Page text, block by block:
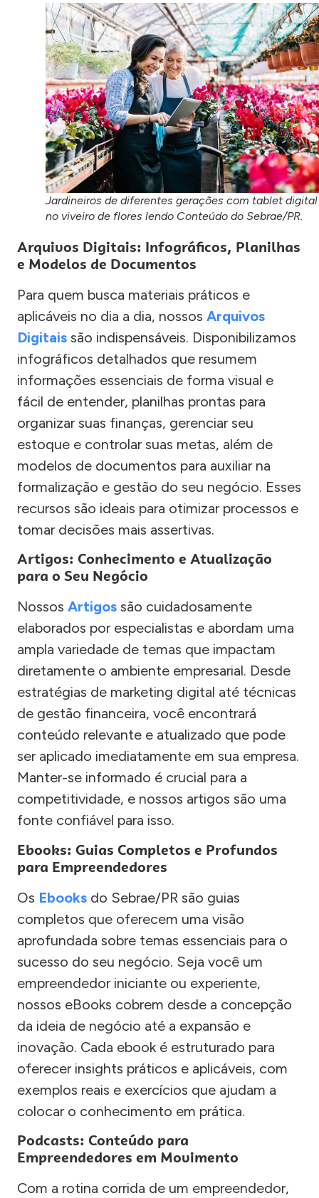
Jardineiros de diferentes gerações com tablet digital
no viveiro de flores lendo Conteúdo do Sebrae/PR.
Arquivos Digitais: Infográficos, Planilhas
e Modelos de Documentos
Para quem busca materiais práticos e
aplicáveis no dia a dia, nossos Arquivos
Digitais são indispensáveis. Disponibilizamos
infográficos detalhados que resumem
informações essenciais de forma visual e
fácil de entender, planilhas prontas para
organizar suas finanças, gerenciar seu
estoque e controlar suas metas, além de
modelos de documentos para auxiliar na
formalização e gestão do seu negócio. Esses
recursos são ideais para otimizar processos e
tomar decisões mais assertivas.
Artigos: Conhecimento e Atualização
para o Seu Negócio
Nossos Artigos são cuidadosamente
elaborados por especialistas e abordam uma
ampla variedade de temas que impactam
diretamente o ambiente empresarial. Desde
estratégias de marketing digital até técnicas
de gestão financeira, você encontrará
conteúdo relevante e atualizado que pode
ser aplicado imediatamente em sua empresa.
Manter-se informado é crucial para a
competitividade, e nossos artigos são uma
fonte confiável para isso.
Ebooks: Guias Completos e Profundos
para Empreendedores
Os Ebooks do Sebrae/PR são guias
completos que oferecem uma visão
aprofundada sobre temas essenciais para o
sucesso do seu negócio. Seja você um
empreendedor iniciante ou experiente,
nossos eBooks cobrem desde a concepção
da ideia de negócio até a expansão e
inovação. Cada ebook é estruturado para
oferecer insights práticos e aplicáveis, com
exemplos reais e exercícios que ajudam a
colocar o conhecimento em prática.
Podcasts: Conteúdo para
Empreendedores em Movimento
Com a rotina corrida de um empreendedor,